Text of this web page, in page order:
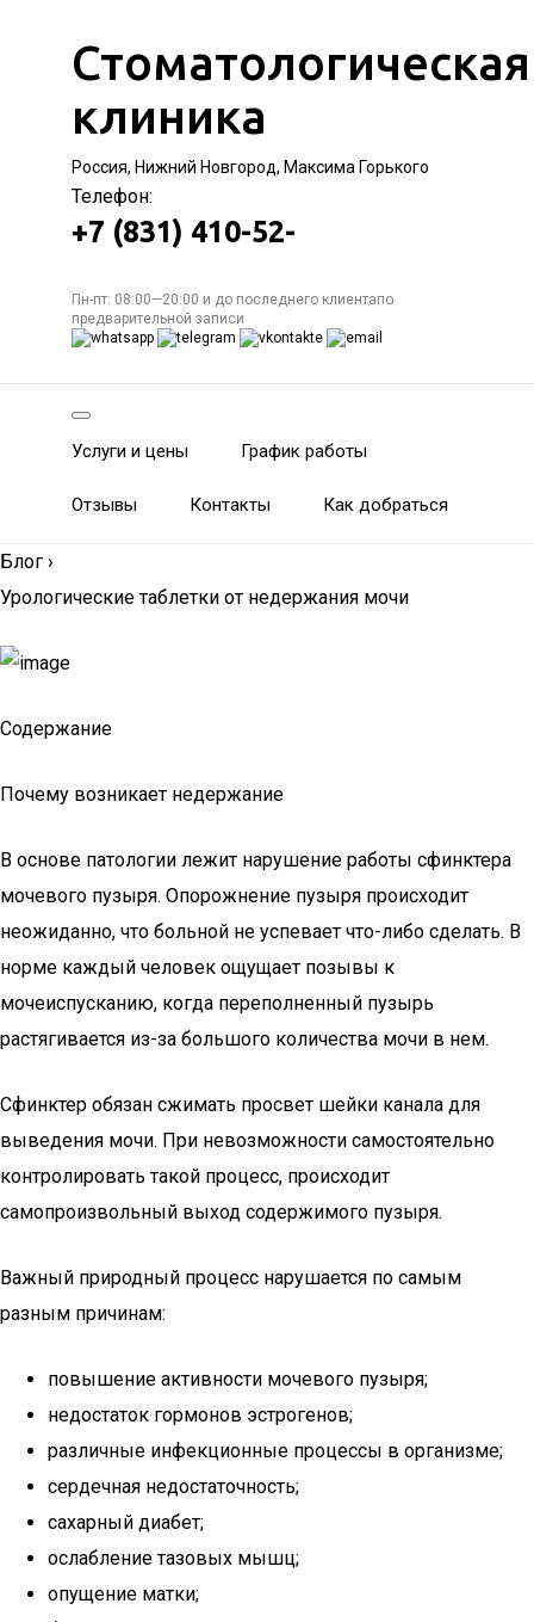
Стоматологическая
клиника
Россия, Нижний Новгород, Максима Горького
Телефон:
+7 (831) 410-52-
Пн-пт: 08:00—20:00 и до последнего клиентапо
предварительной записи
Услуги и цены График работы
Отзывы Контакты Как добраться
Блог ›
Урологические таблетки от недержания мочи
Содержание
Почему возникает недержание
В основе патологии лежит нарушение работы сфинктера
мочевого пузыря. Опорожнение пузыря происходит
неожиданно, что больной не успевает что-либо сделать. В
норме каждый человек ощущает позывы к
мочеиспусканию, когда переполненный пузырь
растягивается из-за большого количества мочи в нем.
Сфинктер обязан сжимать просвет шейки канала для
выведения мочи. При невозможности самостоятельно
контролировать такой процесс, происходит
самопроизвольный выход содержимого пузыря.
Важный природный процесс нарушается по самым
разным причинам:
повышение активности мочевого пузыря;
недостаток гормонов эстрогенов;
различные инфекционные процессы в организме;
сердечная недостаточность;
сахарный диабет;
ослабление тазовых мышц;
опущение матки;